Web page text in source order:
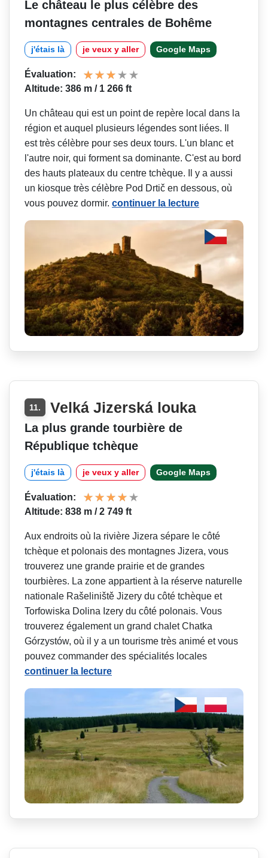
Le château le plus célèbre des
montagnes centrales de Bohême
j'étais là je veux y aller Google Maps
Évaluation:
Altitude: 386 m / 1 266 ft
Un château qui est un point de repère local dans la
région et auquel plusieurs légendes sont liées. Il
est très célèbre pour ses deux tours. L'un blanc et
l'autre noir, qui forment sa dominante. C'est au bord
des hauts plateaux du centre tchèque. Il y a aussi
un kiosque très célèbre Pod Drtič en dessous, où
vous pouvez dormir. continuer la lecture
11. Velká Jizerská louka
La plus grande tourbière de
République tchèque
j'étais là je veux y aller Google Maps
Évaluation:
Altitude: 838 m / 2 749 ft
Aux endroits où la rivière Jizera sépare le côté
tchèque et polonais des montagnes Jizera, vous
trouverez une grande prairie et de grandes
tourbières. La zone appartient à la réserve naturelle
nationale Rašeliniště Jizery du côté tchèque et
Torfowiska Dolina Izery du côté polonais. Vous
trouverez également un grand chalet Chatka
Górzystów, où il y a un tourisme très animé et vous
pouvez commander des spécialités locales
continuer la lecture